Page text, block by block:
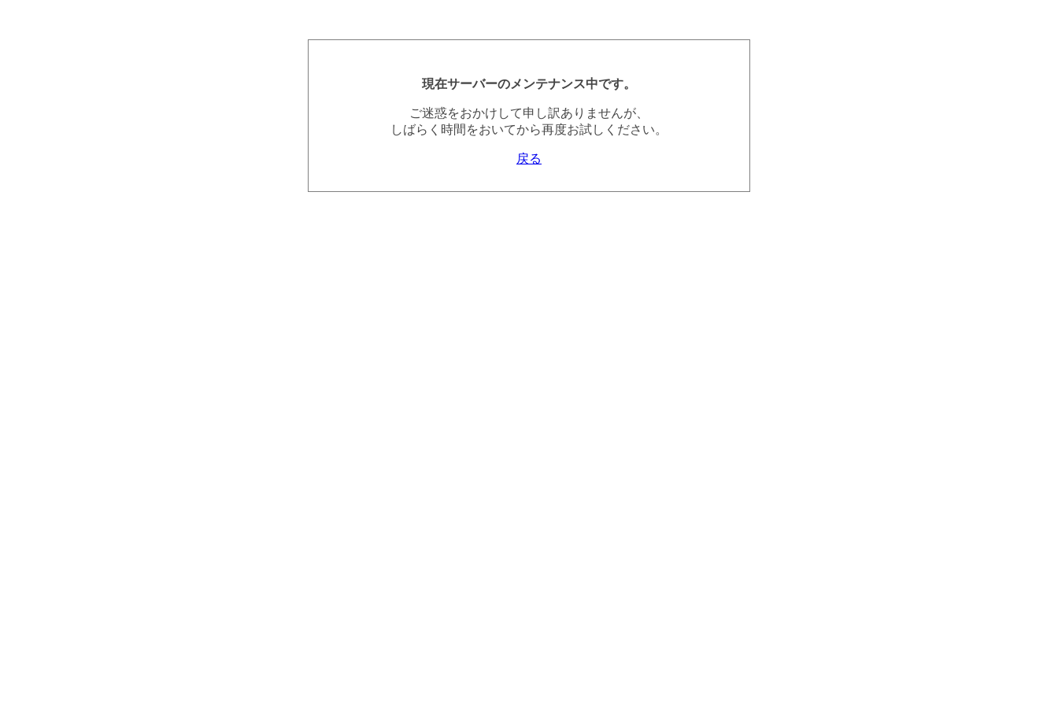
現在サーバーのメンテナンス中です。
ご迷惑をおかけして申し訳ありませんが、
しばらく時間をおいてから再度お試しください。
戻る